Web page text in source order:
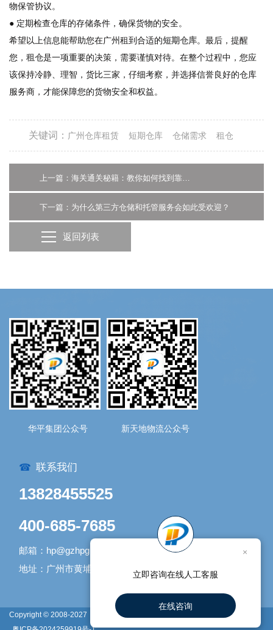
物保管协议。
● 定期检查仓库的存储条件，确保货物的安全。
希望以上信息能帮助您在广州租到合适的短期仓库。最后，提醒
您， 租仓是一项重要的决策，需要谨慎对待。在整个过程中，您应
该保持冷静、理智，货比三家，仔细考察，并选择信誉良好的仓库
服务商，才能保障您的货物安全和权益。
关键词： 广州仓库租赁 短期仓库 仓储需求 租仓
下一篇：为什么第三方仓储和托管服务会如此受欢迎？
返回列表
华平集团公众号 新天地物流公众号
☎ 联系我们
13828455525
400-685-7685
邮箱：hp@gzhpgroup.com
地址：广州市黄埔区开发大道1338号1号库
Copyright © 2008-2027 广州新天地物流有限公司 版权所有 |
网站地图
×
立即咨询在线人工客服
在线咨询